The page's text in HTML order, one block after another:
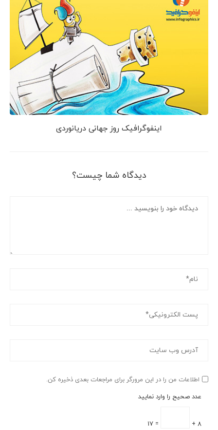
اینفوگرافیک روز جهانی دریانوردی
دیدگاه شما چیست؟
اطلاعات من را در این مرورگر برای مراجعات بعدی ذخیره کن.
عدد صحیح را وارد نمایید
8 +
= 17